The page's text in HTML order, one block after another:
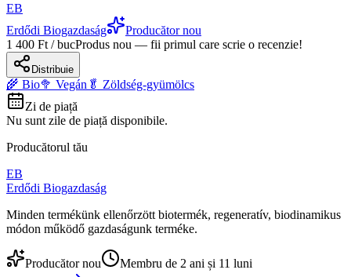
EB
Erdődi Biogazdaság
Producător nou
1 400 Ft / bucProdus nou — fii primul care scrie o recenzie!
Distribuie
🌾 Bio🥦 Vegán 🥬 Zöldség-gyümölcs
Zi de piață
Nu sunt zile de piață disponibile.
Producătorul tău
EB
Erdődi Biogazdaság
Minden termékünk ellenőrzött biotermék, regeneratív, biodinamikus
módon működő gazdaságunk terméke.
Producător nou
Membru de 2 ani și 11 luni